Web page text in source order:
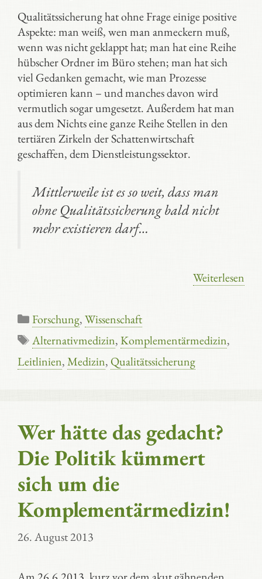
Qualitätssicherung hat ohne Frage einige positive
Aspekte: man weiß, wen man anmeckern muß,
wenn was nicht geklappt hat; man hat eine Reihe
hübscher Ordner im Büro stehen; man hat sich
viel Gedanken gemacht, wie man Prozesse
optimieren kann – und manches davon wird
vermutlich sogar umgesetzt. Außerdem hat man
aus dem Nichts eine ganze Reihe Stellen in den
tertiären Zirkeln der Schattenwirtschaft
geschaffen, dem Dienstleistungssektor.
Mittlerweile ist es so weit, dass man
ohne Qualitätssicherung bald nicht
mehr existieren darf…
Weiterlesen
Kategorien
Forschung,Wissenschaft
Schlagwörter
Alternativmedizin,Komplementärmedizin,
Leitlinien,Medizin, Qualitätssicherung
Wer hätte das gedacht?
Die Politik kümmert
sich um die
Komplementärmedizin!
26. August 2013